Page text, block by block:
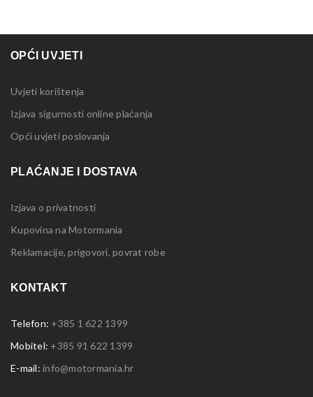
OPĆI UVJETI
Uvjeti korištenja
Izjava sigurnosti online plaćanja
Opći uvjeti poslovanja
PLAĆANJE I DOSTAVA
Izjava o privatnosti
Kupovina na Motormania
Reklamacije, prigovori, povrat robe
KONTAKT
Telefon: +385 1 622 1399
Mobitel: +385 91 622 1399
E-mail: info@motormania.hr